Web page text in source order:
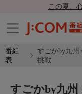
この夏、
番組
表
すごかby九州
挑戦
すごかby九州